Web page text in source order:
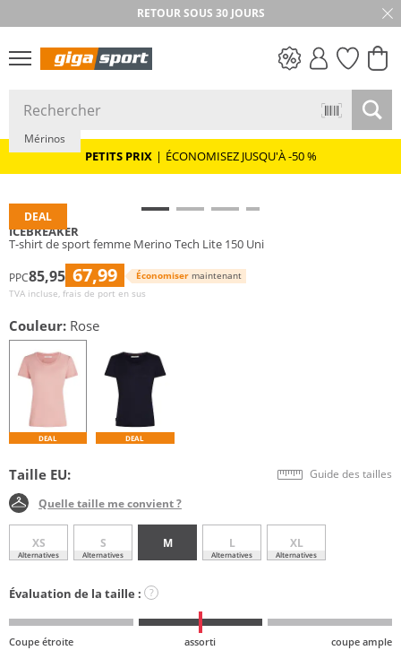
RETOUR SOUS 30 JOURS
PETITS PRIX
PETITS PRIX | ÉCONOMISEZ JUSQU'À -50 %
DEAL
Mérinos
ICEBREAKER
T-shirt de sport femme Merino Tech Lite 150 Uni
PPC85,95 67,99 Économiser maintenant
TVA incluse, frais de port en sus
Couleur: Rose
DEAL DEAL
Taille EU: Guide des tailles
Quelle taille me convient ?
XS
Alternatives
S
Alternatives
M L
Alternatives
XL
Alternatives
Évaluation de la taille : ?
Coupe étroite assorti coupe ample